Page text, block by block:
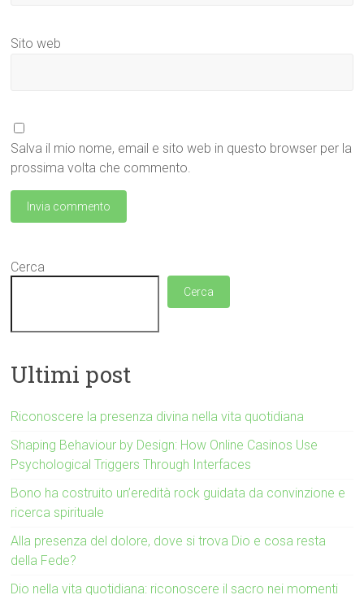
Sito web
Salva il mio nome, email e sito web in questo browser per la
prossima volta che commento.
Cerca
Cerca
Ultimi post
Riconoscere la presenza divina nella vita quotidiana
Shaping Behaviour by Design: How Online Casinos Use
Psychological Triggers Through Interfaces
Bono ha costruito un’eredità rock guidata da convinzione e
ricerca spirituale
Alla presenza del dolore, dove si trova Dio e cosa resta
della Fede?
Dio nella vita quotidiana: riconoscere il sacro nei momenti